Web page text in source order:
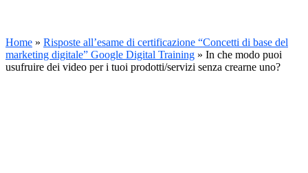
Home » Risposte all’esame di certificazione “Concetti di base del
marketing digitale” Google Digital Training » In che modo puoi
usufruire dei video per i tuoi prodotti/servizi senza crearne uno?